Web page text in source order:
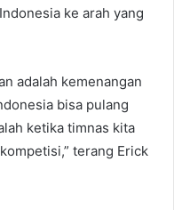
ke arah yang
adalah kemenangan
bisa pulang
ketika timnas kita
terang Erick